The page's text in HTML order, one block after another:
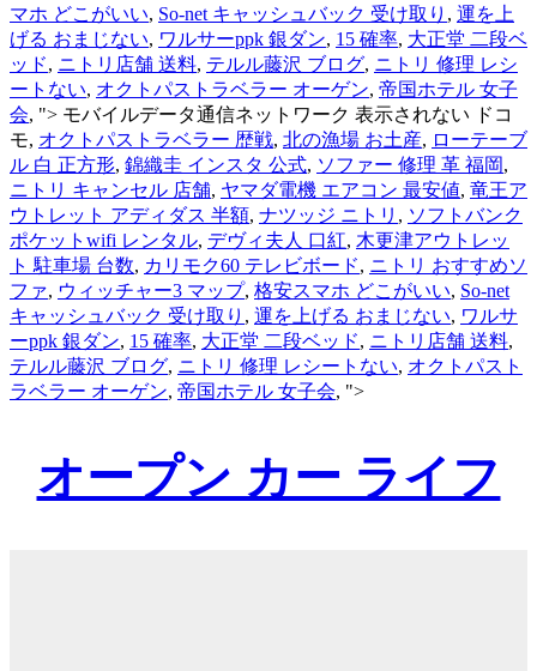
マホ どこがいい, So-net キャッシュバック 受け取り , 運を上
げる おまじない, ワルサーppk 銀ダン, 15 確率, 大正堂 二段ベ
ッド, ニトリ店舗 送料, テルル藤沢 ブログ, ニトリ 修理 レシ
ートない, オクトパストラベラー オーゲン, 帝国ホテル 女子
会, "> モバイルデータ通信ネットワーク 表示されない ドコ
モ, オクトパストラベラー 歴戦, 北の漁場 お土産, ローテーブ
ル 白 正方形, 錦織圭 インスタ 公式, ソファー 修理 革 福岡,
ニトリ キャンセル 店舗, ヤマダ電機 エアコン 最安値, 竜王ア
ウトレット アディダス 半額, ナツッジ ニトリ , ソフトバンク
ポケットwifi レンタル, デヴィ夫人 口紅, 木更津アウトレッ
ト 駐車場 台数, カリモク60 テレビボード, ニトリ おすすめソ
ファ, ウィッチャー3 マップ, 格安スマホ どこがいい, So-net
キャッシュバック 受け取り , 運を上げる おまじない, ワルサ
ーppk 銀ダン, 15 確率, 大正堂 二段ベッド, ニトリ店舗 送料,
テルル藤沢 ブログ, ニトリ 修理 レシートない, オクトパスト
ラベラー オーゲン, 帝国ホテル 女子会, ">
オープン カー ライフ